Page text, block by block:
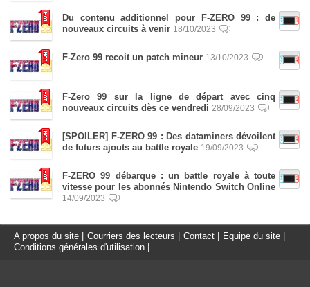
Du contenu additionnel pour F-ZERO 99 : de
nouveaux circuits à venir 18/10/2023
F-Zero 99 recoit un patch mineur 13/10/2023
F-Zero 99 sur la ligne de départ avec cinq
nouveaux circuits dès ce vendredi 28/09/2023
[SPOILER] F-ZERO 99 : Des dataminers dévoilent
de futurs ajouts au battle royale 19/09/2023
F-ZERO 99 débarque : un battle royale à toute
vitesse pour les abonnés Nintendo Switch Online
14/09/2023
A propos du site Courriers des lecteurs Contact Equipe du site
Conditions générales d'utilisation